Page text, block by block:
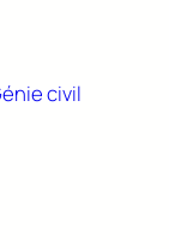
civil